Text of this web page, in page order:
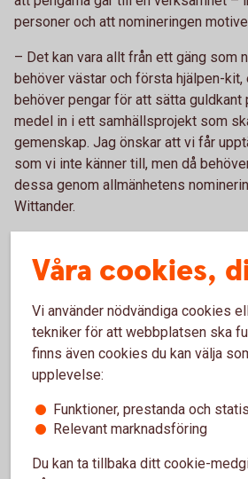
personer och att nomineringen
– Det kan vara allt från ett gäng som
behöver västar och första hjälpen-
behöver pengar för att sätta guldkant
medel in i ett samhällsprojekt som
gemenskap. Jag önskar att vi får
som vi inte känner till, men då
dessa genom allmänhetens
Wittander.
igenom alla nomineringar för att välja
Bergslagen som ska få en del av
Jonas Nyberg avslutar:
– Vi har levt efter sparbanksidén i
självklart att fira vårt jubileum genom
lokalt engagemang i företagande,
som bor här och banken.
Våra cookies,
Vi använder nödvändiga cookies
tekniker för att webbplatsen ska
finns även cookies du kan välja
upplevelse:
Funktioner, prestanda och
Relevant marknadsföring
Du kan ta tillbaka ditt cookie-